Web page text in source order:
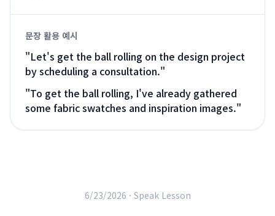
문장 활용 예시
"Let's get the ball rolling on the design project
by scheduling a consultation."
"To get the ball rolling, I've already gathered
some fabric swatches and inspiration images."
6/23/2026 · Speak Lesson